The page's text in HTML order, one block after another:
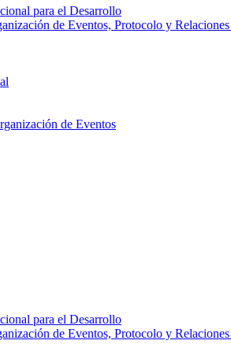
para el Desarrollo
de Eventos, Protocolo y
de Eventos
para el Desarrollo
de Eventos, Protocolo y